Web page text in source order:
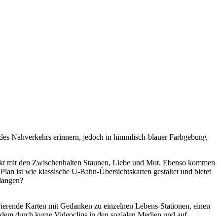
Nahverkehrs erinnern, jedoch in himmlisch-blauer Farbgebung
mit den Zwischenhalten Staunen, Liebe und Mut. Ebenso kommen
ist wie klassische U-Bahn-Übersichtskarten gestaltet und bietet
Karten mit Gedanken zu einzelnen Lebens-Stationen, einen